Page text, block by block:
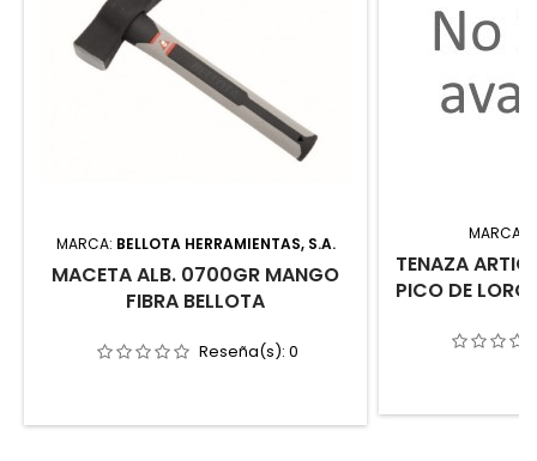
MARCA: BELLOTA HERRAMIENTAS, S.A.
MACETA ALB. 0700GR MANGO
FIBRA BELLOTA
Reseña(s): 0
MARCA:
TENAZA
PICO DE